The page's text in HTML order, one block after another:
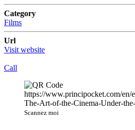
Category
Films
Url
Visit website
Call
Scannez moi